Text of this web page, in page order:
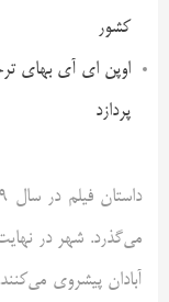
کشور
اوپن ای آی بهای
پردازد
داستان فیلم در سال 1359 و بعد از انتشار کردن
می‌گذرد. شهر در
آبادان پیشروی